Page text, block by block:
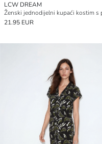
LCW DREAM
21.95 EUR